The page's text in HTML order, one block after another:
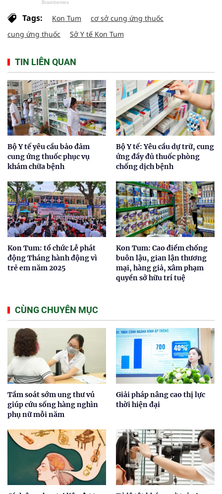
Tags: Kon Tum
cơ sở cung ứng thuốc
cung ứng thuốc
Sở Y tế Kon Tum
TIN LIÊN QUAN
Bộ Y tế yêu cầu bảo đảm
cung ứng thuốc phục vụ
khám chữa bệnh
Bộ Y tế: Yêu cầu dự trữ, cung
ứng đầy đủ thuốc phòng
chống dịch bệnh
Kon Tum: tổ chức Lễ phát
động Tháng hành động vì
trẻ em năm 2025
Kon Tum: Cao điểm chống
buôn lậu, gian lận thương
mại, hàng giả, xâm phạm
quyền sở hữu trí tuệ
CÙNG CHUYÊN MỤC
Tầm soát sớm ung thư vú
giúp cứu sống hàng nghìn
phụ nữ mỗi năm
Giải pháp nâng cao thị lực
thời hiện đại